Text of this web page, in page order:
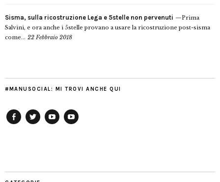
Sisma, sulla ricostruzione Lega e 5stelle non pervenuti
Prima
Salvini, e ora anche i 5stelle provano a usare la ricostruzione post-sisma
come... 22 Febbraio 2018
#MANUSOCIAL: MI TROVI ANCHE QUI